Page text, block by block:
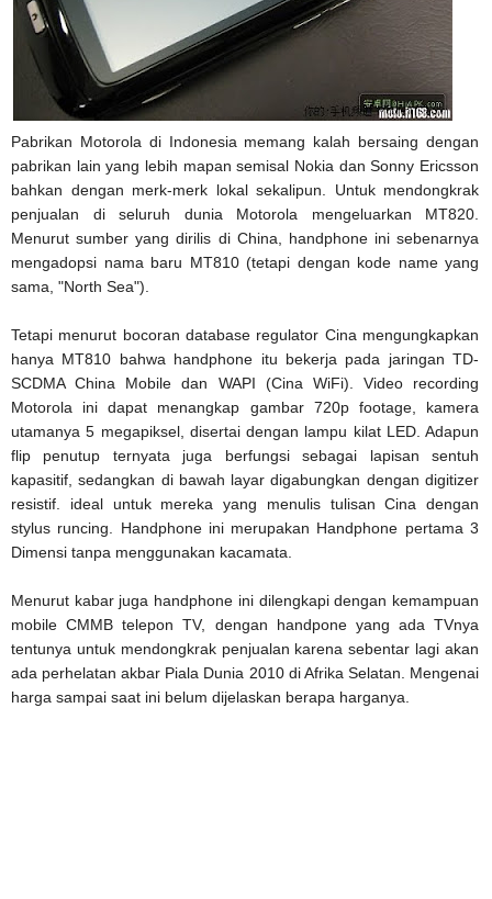
Pabrikan Motorola di Indonesia memang kalah bersaing dengan
pabrikan lain yang lebih mapan semisal Nokia dan Sonny Ericsson
bahkan dengan merk-merk lokal sekalipun. Untuk mendongkrak
penjualan di seluruh dunia Motorola mengeluarkan MT820.
Menurut sumber yang dirilis di China, handphone ini sebenarnya
mengadopsi nama baru MT810 (tetapi dengan kode name yang
sama, "North Sea").
Tetapi menurut bocoran database regulator Cina mengungkapkan
hanya MT810 bahwa handphone itu bekerja pada jaringan TD-
SCDMA China Mobile dan WAPI (Cina WiFi). Video recording
Motorola ini dapat menangkap gambar 720p footage, kamera
utamanya 5 megapiksel, disertai dengan lampu kilat LED. Adapun
flip penutup ternyata juga berfungsi sebagai lapisan sentuh
kapasitif, sedangkan di bawah layar digabungkan dengan digitizer
resistif. ideal untuk mereka yang menulis tulisan Cina dengan
stylus runcing. Handphone ini merupakan Handphone pertama 3
Dimensi tanpa menggunakan kacamata.
Menurut kabar juga handphone ini dilengkapi dengan kemampuan
mobile CMMB telepon TV, dengan handpone yang ada TVnya
tentunya untuk mendongkrak penjualan karena sebentar lagi akan
ada perhelatan akbar Piala Dunia 2010 di Afrika Selatan. Mengenai
harga sampai saat ini belum dijelaskan berapa harganya.